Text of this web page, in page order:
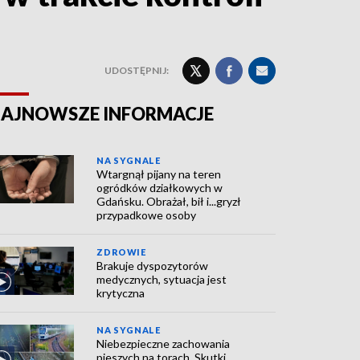
UDOSTĘPNIJ:
INFORMACJE
NA SYGNALE
Wtargnął pijany na teren
ogródków działkowych w
Gdańsku. Obrażał, bił i...gryzł
przypadkowe osoby
ZDROWIE
Brakuje dyspozytorów
medycznych, sytuacja jest
krytyczna
NA SYGNALE
Niebezpieczne zachowania
pieszych na torach. Skutki